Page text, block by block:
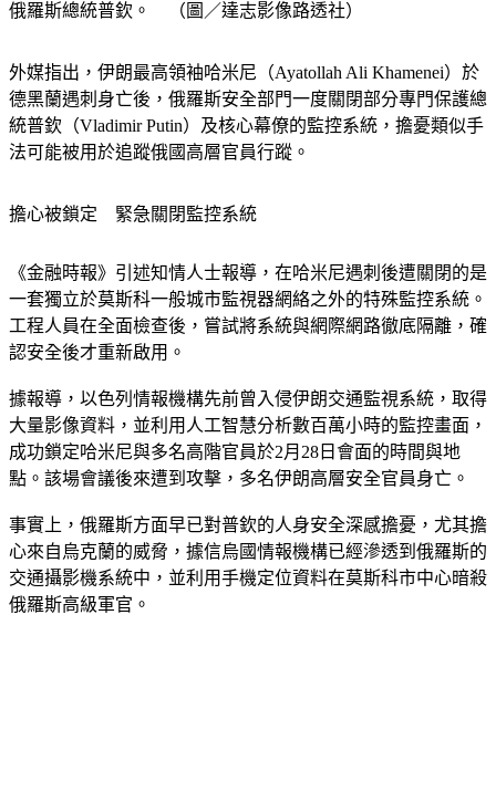
俄羅斯總統普欽。 （圖／達志影像路透社）
外媒指出，伊朗最高領袖哈米尼（Ayatollah Ali Khamenei）於
德黑蘭遇刺身亡後，俄羅斯安全部門一度關閉部分專門保護總
統普欽（Vladimir Putin）及核心幕僚的監控系統，擔憂類似手
法可能被用於追蹤俄國高層官員行蹤。
擔心被鎖定　緊急關閉監控系統
《金融時報》引述知情人士報導，在哈米尼遇刺後遭關閉的是
一套獨立於莫斯科一般城市監視器網絡之外的特殊監控系統。
工程人員在全面檢查後，嘗試將系統與網際網路徹底隔離，確
認安全後才重新啟用。
據報導， 以色列情報機構先前曾入侵伊朗交通監視系統，取得
大量影像資料，並利用人工智慧分析數百萬小時的監控畫面，
成功鎖定哈米尼與多名高階官員於2月28日會面的時間與地
點。 該場會議後來遭到攻擊，多名伊朗高層安全官員身亡。
事實上，俄羅斯方面早已對普欽的人身安全深感擔憂，尤其擔
心來自烏克蘭的威脅，據信烏國情報機構已經滲透到俄羅斯的
交通攝影機系統中，並利用手機定位資料在莫斯科市中心暗殺
俄羅斯高級軍官。